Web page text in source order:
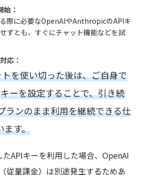
始：
際に必要なOpenAIやAnthropicのAPIキ
ずとも、すぐにチャット機能などを試
応：
を使い切った後は、ご自身で
ーを設定することで、引き続
ランのまま利用を継続できる仕
ます。
APIキーを利用した場合、OpenAI
従量課金）は別途発生するためあ